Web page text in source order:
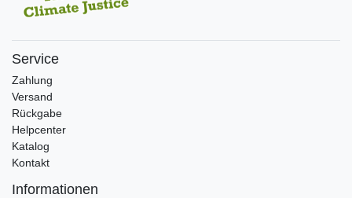
Service
Zahlung
Versand
Rückgabe
Helpcenter
Katalog
Kontakt
Informationen